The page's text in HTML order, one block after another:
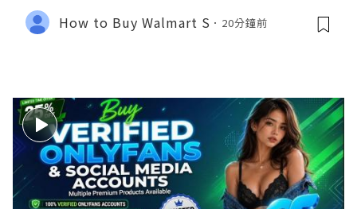
How to Buy Walmart S 20分鐘前